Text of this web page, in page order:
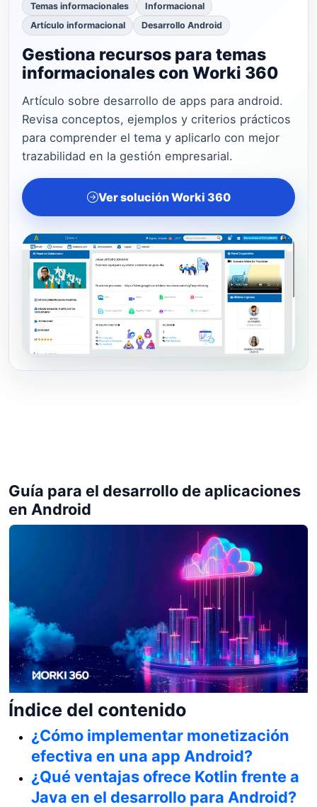
Temas informacionales
Informacional
Artículo informacional
Desarrollo Android
Gestiona recursos para temas
informacionales con Worki 360
Artículo sobre desarrollo de apps para android.
Revisa conceptos, ejemplos y criterios prácticos
para comprender el tema y aplicarlo con mejor
trazabilidad en la gestión empresarial.
Ver solución Worki 360
Guía para el desarrollo de aplicaciones
en Android
Índice del contenido
¿Cómo implementar monetización
efectiva en una app Android?
¿Qué ventajas ofrece Kotlin frente a
Java en el desarrollo para Android?